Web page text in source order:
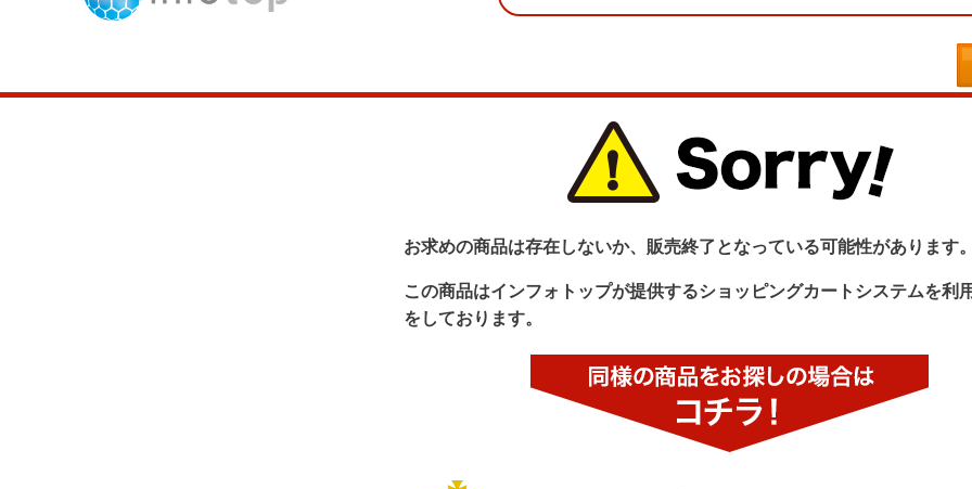
お求めの商品は存在しないか、販売終了となっている可能性があります。
この商品はインフォトップが提供するショッピングカートシステムを利
をしております。